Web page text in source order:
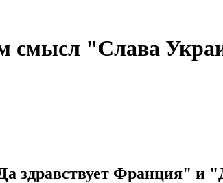
смысл "Слава
здравствует Франция" и